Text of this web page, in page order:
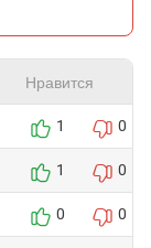
Нравится
1 0
1 0
0 0